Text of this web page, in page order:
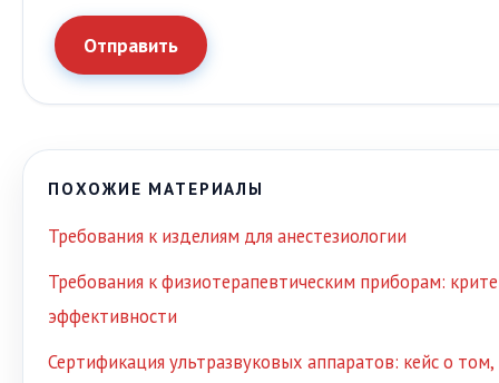
Отправить
ПОХОЖИЕ МАТЕРИАЛЫ
Требования к изделиям для анестезиологии
Требования к физиотерапевтическим приборам:
эффективности
Сертификация ультразвуковых аппаратов: кейс о